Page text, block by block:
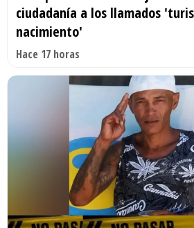
ciudadanía a los llamados
nacimiento'
Hace 17 horas